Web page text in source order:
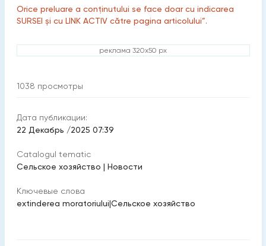
Orice preluare a conținutului se face doar cu indicarea
SURSEI și cu LINK ACTIV către pagina articolului”.
реклама 320x50 px
1038 просмотры
Дата публикации:
22 Декабрь /2025 07:39
Catalogul tematic
Cельское хозяйство | Новости
Ключевые слова
extinderea moratoriului|Cельское хозяйство